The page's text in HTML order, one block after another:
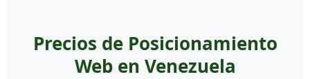
Precios de Posicionamiento
Web en Venezuela